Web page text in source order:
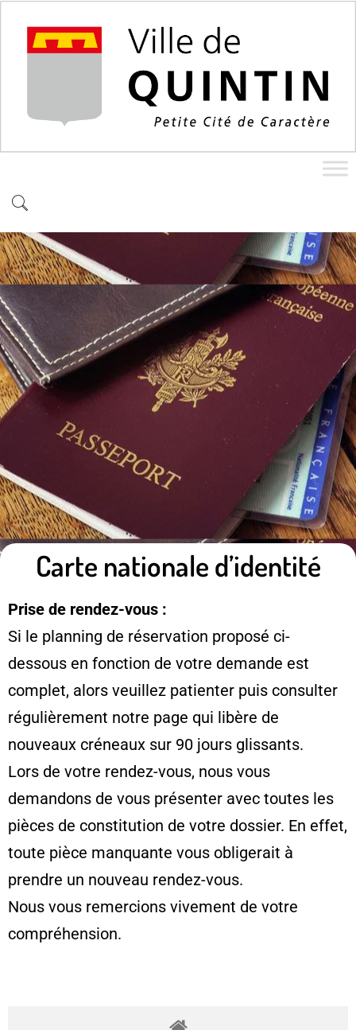
Carte nationale d’identité
Prise de rendez-vous :
Si le planning de réservation proposé ci-
dessous en fonction de votre demande est
complet, alors veuillez patienter puis consulter
régulièrement notre page qui libère de
nouveaux créneaux sur 90 jours glissants.
Lors de votre rendez-vous, nous vous
demandons de vous présenter avec toutes les
pièces de constitution de votre dossier. En effet,
toute pièce manquante vous obligerait à
prendre un nouveau rendez-vous.
Nous vous remercions vivement de votre
compréhension.